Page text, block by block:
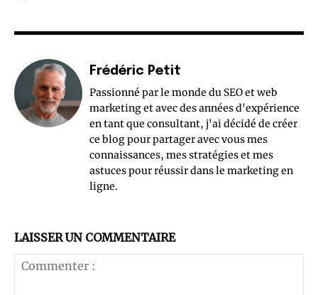
Frédéric Petit
Passionné par le monde du SEO et web
marketing et avec des années d'expérience
en tant que consultant, j'ai décidé de créer
ce blog pour partager avec vous mes
connaissances, mes stratégies et mes
astuces pour réussir dans le marketing en
ligne.
LAISSER UN COMMENTAIRE